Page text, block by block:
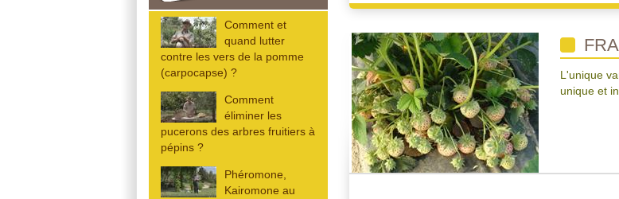
Comment et
quand lutter
contre les vers de la pomme
(carpocapse) ?
Comment
éliminer les
pucerons des arbres fruitiers à
pépins ?
Phéromone,
Kairomone au
L'unique
unique et